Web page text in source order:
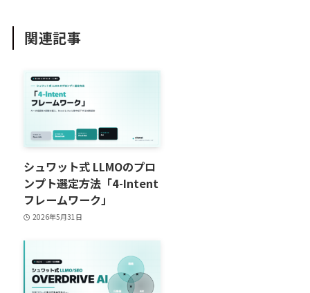
関連記事
シュワット式 LLMOのプロ
ンプト選定方法「4-Intent
フレームワーク」
2026年5月31日